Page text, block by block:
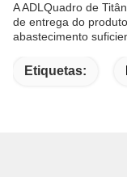
A ADL Quadro de
de entrega do
abastecimento
Etiquetas: